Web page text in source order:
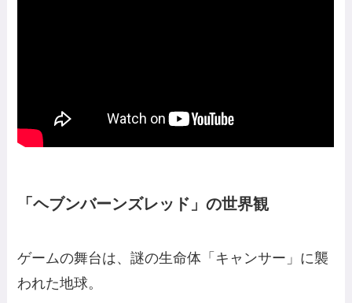
「ヘブンバーンズレッド」の世界観
ゲームの舞台は、謎の生命体「キャンサー」に襲
われた地球。